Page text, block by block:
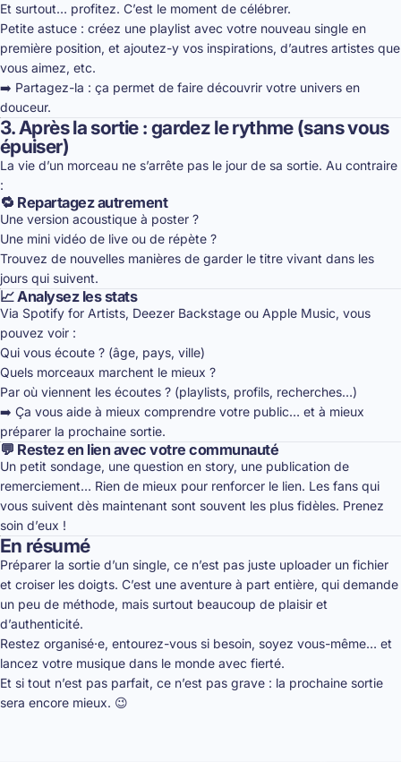
Et surtout… profitez. C’est le moment de célébrer.
Petite astuce : créez une playlist avec votre nouveau single en
première position, et ajoutez-y vos inspirations, d’autres artistes que
vous aimez, etc.
➡️ Partagez-la : ça permet de faire découvrir votre univers en
douceur.
3. Après la sortie : gardez le rythme (sans vous
épuiser)
La vie d’un morceau ne s’arrête pas le jour de sa sortie. Au contraire
:
🔁 Repartagez autrement
Une version acoustique à poster ?
Une mini vidéo de live ou de répète ?
Trouvez de nouvelles manières de garder le titre vivant dans les
jours qui suivent.
📈 Analysez les stats
Via Spotify for Artists, Deezer Backstage ou Apple Music, vous
pouvez voir :
Qui vous écoute ? (âge, pays, ville)
Quels morceaux marchent le mieux ?
Par où viennent les écoutes ? (playlists, profils, recherches…)
➡️ Ça vous aide à mieux comprendre votre public… et à mieux
préparer la prochaine sortie.
💬 Restez en lien avec votre communauté
Un petit sondage, une question en story, une publication de
remerciement… Rien de mieux pour renforcer le lien. Les fans qui
vous suivent dès maintenant sont souvent les plus fidèles. Prenez
soin d’eux !
En résumé
Préparer la sortie d’un single, ce n’est pas juste uploader un fichier
et croiser les doigts. C’est une aventure à part entière, qui demande
un peu de méthode, mais surtout beaucoup de plaisir et
d’authenticité.
Restez organisé·e, entourez-vous si besoin, soyez vous-même… et
lancez votre musique dans le monde avec fierté.
Et si tout n’est pas parfait, ce n’est pas grave : la prochaine sortie
sera encore mieux. 😉